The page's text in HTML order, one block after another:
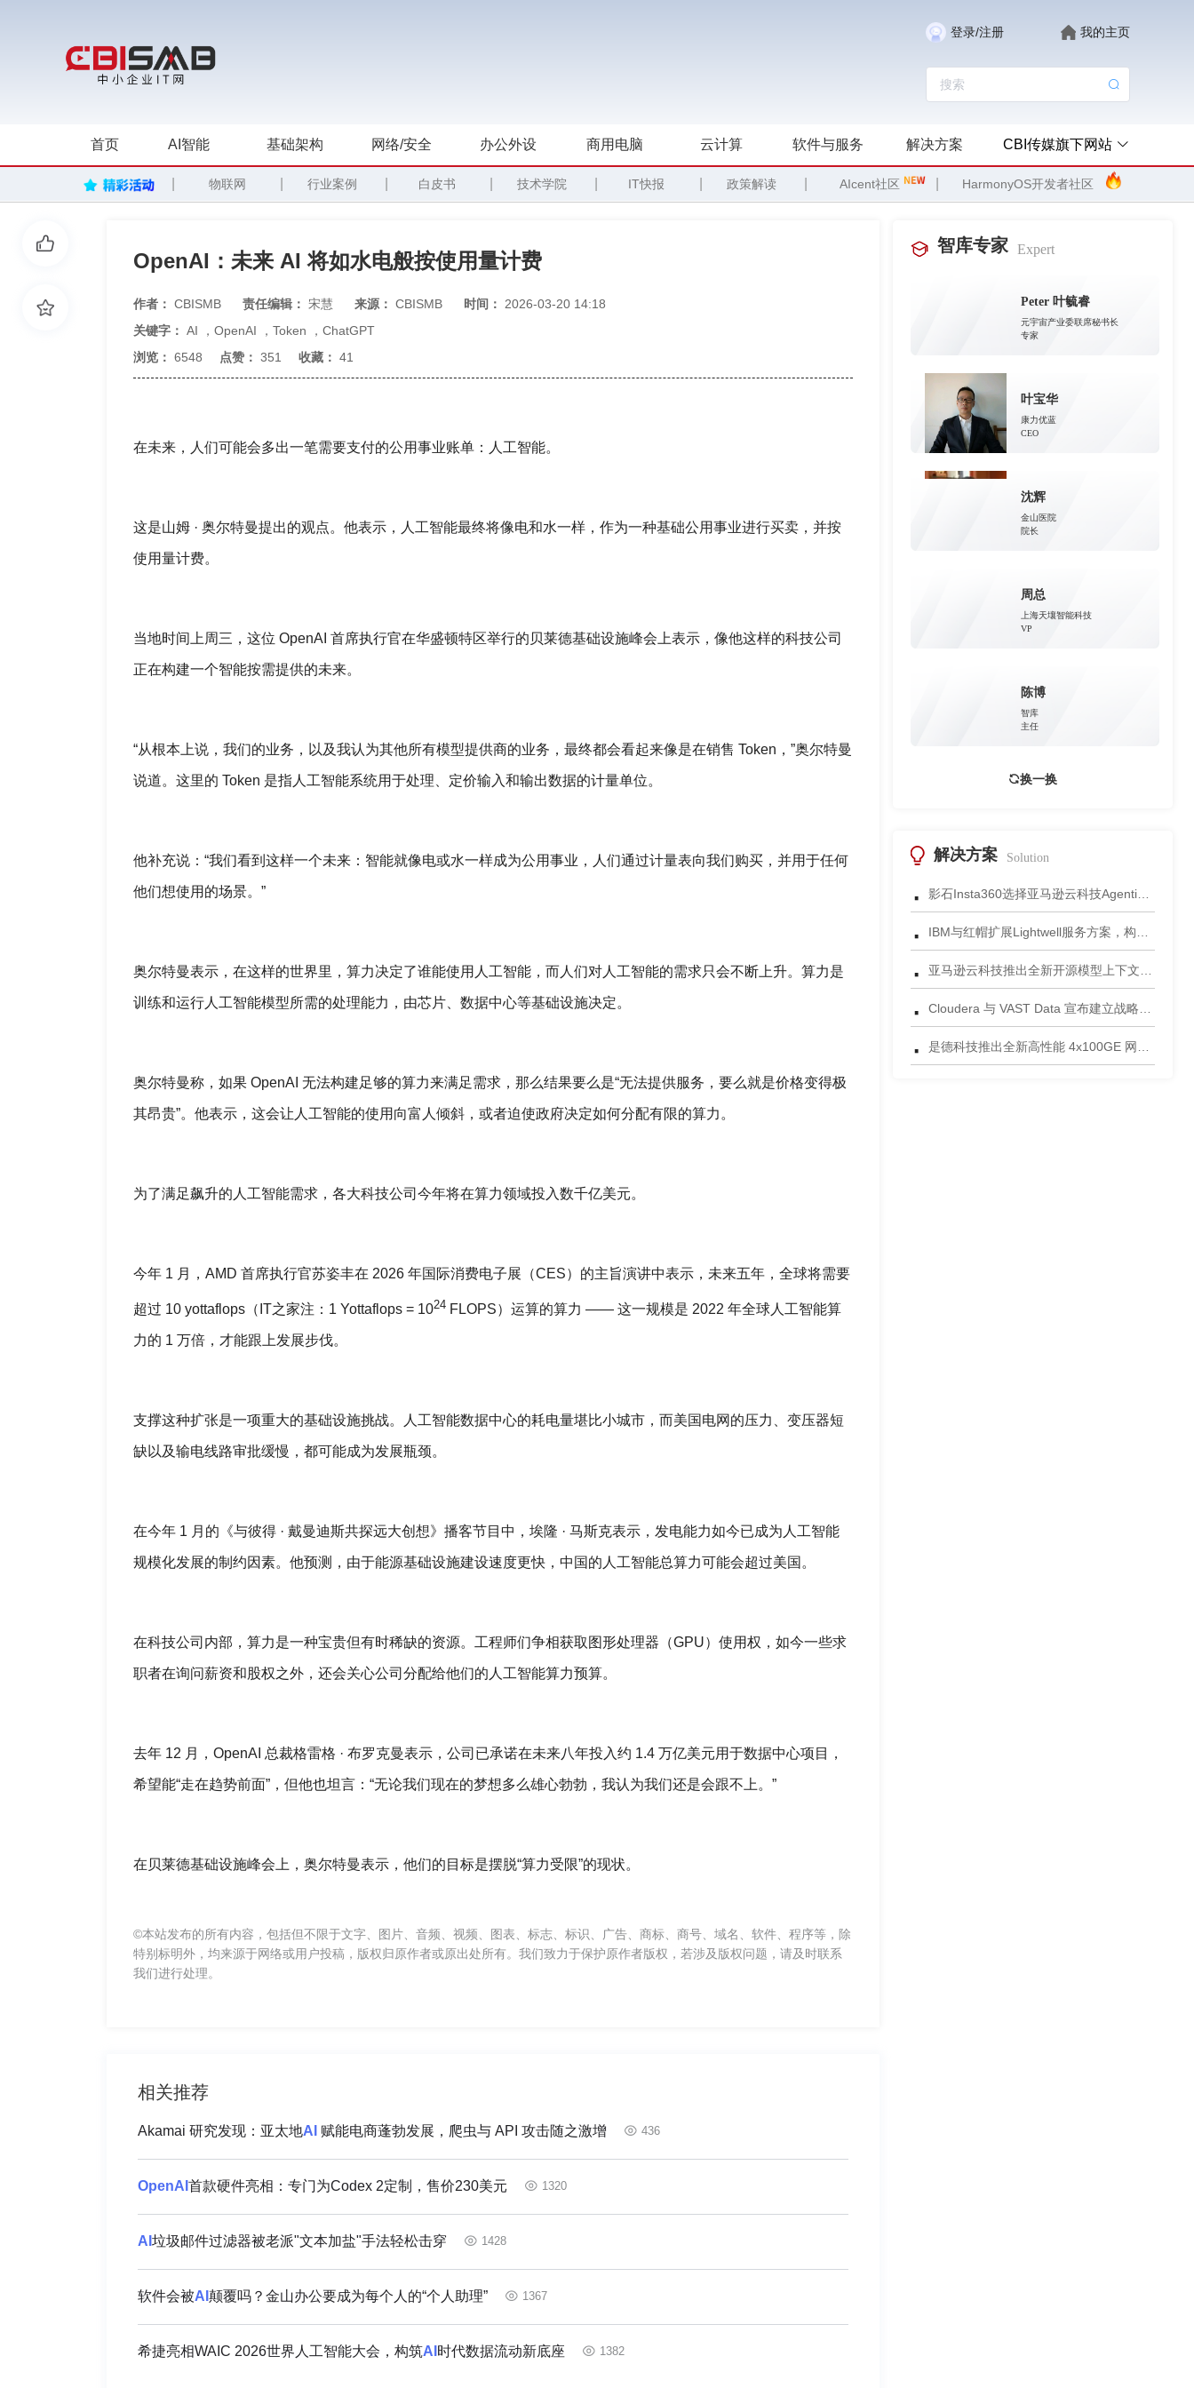
登录/注册 我的主页
首页 AI智能 基础架构 网络/安全 办公外设 商用电脑 云计算 软件与服务 解决方案 CBI传媒旗下网站
物联网 行业案例 白皮书 技术学院 IT快报 政策解读 AIcent社区 HarmonyOS开发者社区
OpenAI：未来 AI 将如水电般按使用量计费
作者： CBISMB 责任编辑： 宋慧 来源： CBISMB 时间： 2026-03-20 14:18
关键字： AI ， OpenAI ， Token ， ChatGPT
浏览： 6548 点赞： 351 收藏： 41
在未来，人们可能会多出一笔需要支付的公用事业账单：人工智能。
这是山姆 · 奥尔特曼提出的观点。他表示，人工智能最终将像电和水一样，作为一种基础公用事业进行买卖，并按
使用量计费。
当地时间上周三，这位 OpenAI 首席执行官在华盛顿特区举行的贝莱德基础设施峰会上表示，像他这样的科技公司
正在构建一个智能按需提供的未来。
“从根本上说，我们的业务，以及我认为其他所有模型提供商的业务，最终都会看起来像是在销售 Token，”奥尔特曼
说道。这里的 Token 是指人工智能系统用于处理、定价输入和输出数据的计量单位。
他补充说：“我们看到这样一个未来：智能就像电或水一样成为公用事业，人们通过计量表向我们购买，并用于任何
他们想使用的场景。”
奥尔特曼表示，在这样的世界里，算力决定了谁能使用人工智能，而人们对人工智能的需求只会不断上升。算力是
训练和运行人工智能模型所需的处理能力，由芯片、数据中心等基础设施决定。
奥尔特曼称，如果 OpenAI 无法构建足够的算力来满足需求，那么结果要么是“无法提供服务，要么就是价格变得极
其昂贵”。他表示，这会让人工智能的使用向富人倾斜，或者迫使政府决定如何分配有限的算力。
为了满足飙升的人工智能需求，各大科技公司今年将在算力领域投入数千亿美元。
今年 1 月，AMD 首席执行官苏姿丰在 2026 年国际消费电子展（CES）的主旨演讲中表示，未来五年，全球将需要
超过 10 yottaflops（IT之家注：1 Yottaflops = 1024FLOPS）运算的算力 —— 这一规模是 2022 年全球人工智能算
力的 1 万倍，才能跟上发展步伐。
支撑这种扩张是一项重大的基础设施挑战。人工智能数据中心的耗电量堪比小城市，而美国电网的压力、变压器短
缺以及输电线路审批缓慢，都可能成为发展瓶颈。
在今年 1 月的《与彼得 · 戴曼迪斯共探远大创想》播客节目中，埃隆 · 马斯克表示，发电能力如今已成为人工智能
规模化发展的制约因素。他预测，由于能源基础设施建设速度更快，中国的人工智能总算力可能会超过美国。
在科技公司内部，算力是一种宝贵但有时稀缺的资源。工程师们争相获取图形处理器（GPU）使用权，如今一些求
职者在询问薪资和股权之外，还会关心公司分配给他们的人工智能算力预算。
去年 12 月，OpenAI 总裁格雷格 · 布罗克曼表示，公司已承诺在未来八年投入约 1.4 万亿美元用于数据中心项目，
希望能“走在趋势前面”，但他也坦言：“无论我们现在的梦想多么雄心勃勃，我认为我们还是会跟不上。”
在贝莱德基础设施峰会上，奥尔特曼表示，他们的目标是摆脱“算力受限”的现状。
©本站发布的所有内容，包括但不限于文字、图片、音频、视频、图表、标志、标识、广告、商标、商号、域名、软件、程序等，除
特别标明外，均来源于网络或用户投稿，版权归原作者或原出处所有。我们致力于保护原作者版权，若涉及版权问题，请及时联系
我们进行处理。
相关推荐
Akamai 研究发现：亚太地AI 赋能电商蓬勃发展，爬虫与 API 攻击随之激增 436
OpenAI 首款硬件亮相：专门为Codex 2定制，售价230美元 1320
AI 垃圾邮件过滤器被老派"文本加盐"手法轻松击穿 1428
软件会被AI 颠覆吗？金山办公要成为每个人的“个人助理” 1367
希捷亮相WAIC 2026世界人工智能大会，构筑AI 时代数据流动新底座 1382
智库专家 Expert
Peter 叶毓睿
元宇宙产业委联席秘书长
专家
叶宝华
康力优蓝
CEO
沈辉
金山医院
院长
周总
上海天壤智能科技
VP
陈博
智库
主任
换一换
解决方案 Solution
· 影石Insta360选择亚马逊云科技Agentic AI 正式发布一站式智能成片应用
·
·
·
·